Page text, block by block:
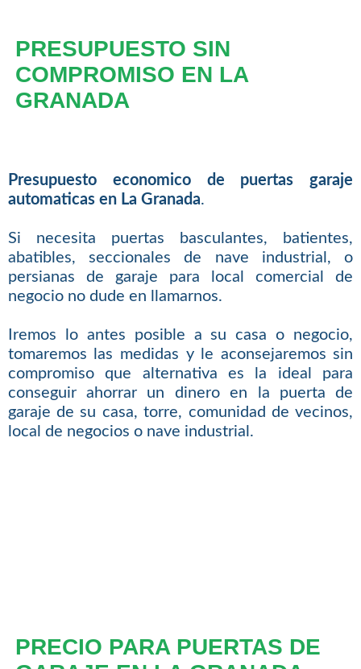
PRESUPUESTO SIN
COMPROMISO EN LA
GRANADA
Presupuesto economico de puertas garaje
automaticas en La Granada.
Si necesita puertas basculantes, batientes,
abatibles, seccionales de nave industrial, o
persianas de garaje para local comercial de
negocio no dude en llamarnos.
Iremos lo antes posible a su casa o negocio,
tomaremos las medidas y le aconsejaremos sin
compromiso que alternativa es la ideal para
conseguir ahorrar un dinero en la puerta de
garaje de su casa, torre, comunidad de vecinos,
local de negocios o nave industrial.
PRECIO PARA PUERTAS DE